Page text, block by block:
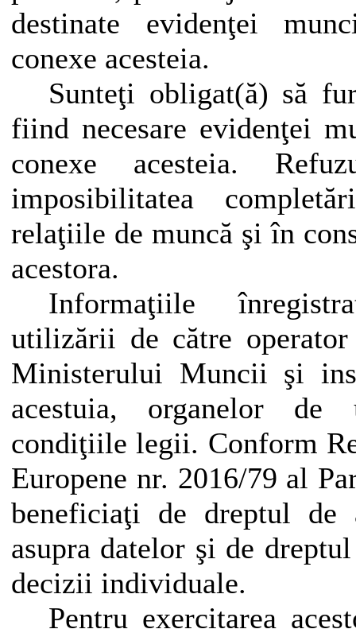
destinate evidenţei
conexe acesteia.
Sunteţi obligat(ă) să
fiind necesare evidenţei
conexe acesteia.
imposibilitatea
relaţiile de muncă şi în
acestora.
Informaţiile
utilizării de către
Ministerului Muncii şi
acestuia, organelor
condiţiile legii. Conform
Europene nr. 2016/79 al
beneficiaţi de dreptul de
asupra datelor şi de
decizii individuale.
Pentru exercitarea